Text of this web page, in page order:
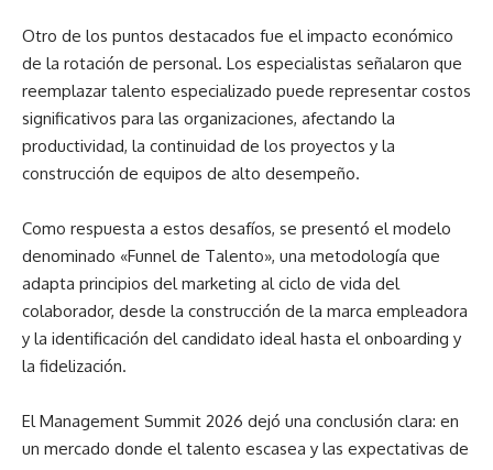
Otro de los puntos destacados fue el impacto económico
de la rotación de personal. Los especialistas señalaron que
reemplazar talento especializado puede representar costos
significativos para las organizaciones, afectando la
productividad, la continuidad de los proyectos y la
construcción de equipos de alto desempeño.
Como respuesta a estos desafíos, se presentó el modelo
denominado «Funnel de Talento», una metodología que
adapta principios del marketing al ciclo de vida del
colaborador, desde la construcción de la marca empleadora
y la identificación del candidato ideal hasta el onboarding y
la fidelización.
El Management Summit 2026 dejó una conclusión clara: en
un mercado donde el talento escasea y las expectativas de